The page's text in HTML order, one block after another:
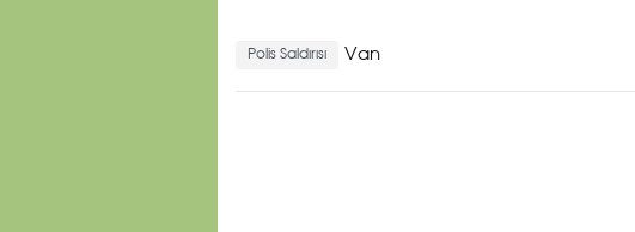
Polis Saldırısı Van